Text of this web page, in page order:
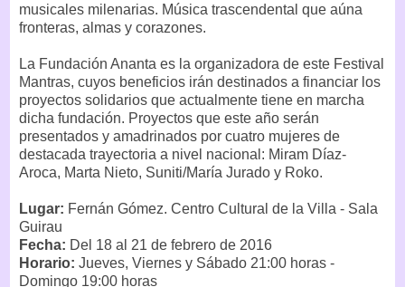
musicales milenarias. Música trascendental que aúna
fronteras, almas y corazones.
La Fundación Ananta es la organizadora de este Festival
Mantras, cuyos beneficios irán destinados a financiar los
proyectos solidarios que actualmente tiene en marcha
dicha fundación. Proyectos que este año serán
presentados y amadrinados por cuatro mujeres de
destacada trayectoria a nivel nacional: Miram Díaz-
Aroca, Marta Nieto, Suniti/María Jurado y Roko.
Lugar: Fernán Gómez. Centro Cultural de la Villa - Sala
Guirau
Fecha: Del 18 al 21 de febrero de 2016
Horario: Jueves, Viernes y Sábado 21:00 horas -
Domingo 19:00 horas